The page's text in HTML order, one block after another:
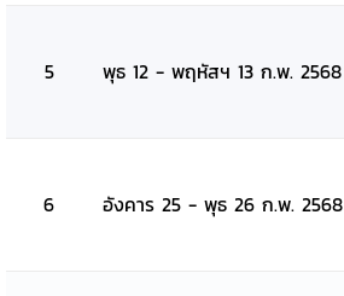
5 พุธ 12 - พฤหัสฯ 13 ก.พ. 2568
6 อังคาร 25 - พุธ 26 ก.พ. 2568